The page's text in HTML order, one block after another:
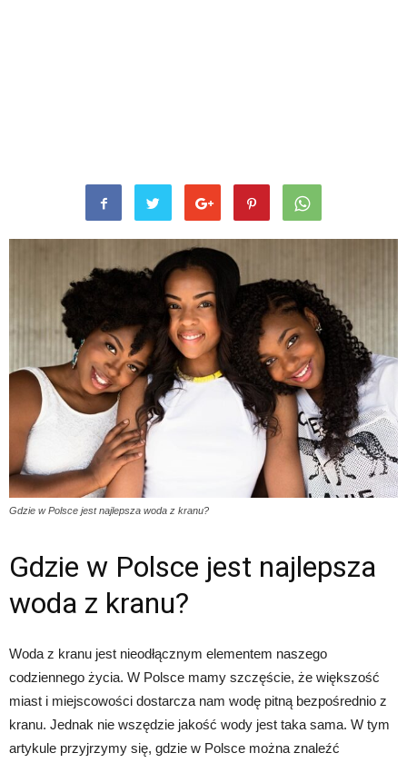
Gdzie w Polsce jest najlepsza woda z kranu?
Gdzie w Polsce jest najlepsza
woda z kranu?
Woda z kranu jest nieodłącznym elementem naszego
codziennego życia. W Polsce mamy szczęście, że większość
miast i miejscowości dostarcza nam wodę pitną bezpośrednio z
kranu. Jednak nie wszędzie jakość wody jest taka sama. W tym
artykule przyjrzymy się, gdzie w Polsce można znaleźć